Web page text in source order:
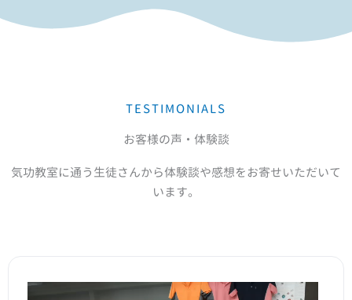
TESTIMONIALS
お客様の声・体験談
気功教室に通う生徒さんから体験談や感想をお寄せいただいて
います。